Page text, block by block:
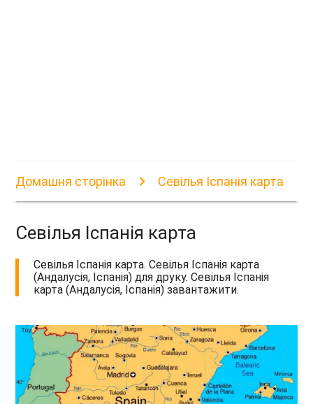
Домашня сторінка Севілья Іспанія карта
Севілья Іспанія карта
Севілья Іспанія карта. Севілья Іспанія карта
(Андалусія, Іспанія) для друку. Севілья Іспанія
карта (Андалусія, Іспанія) завантажити.